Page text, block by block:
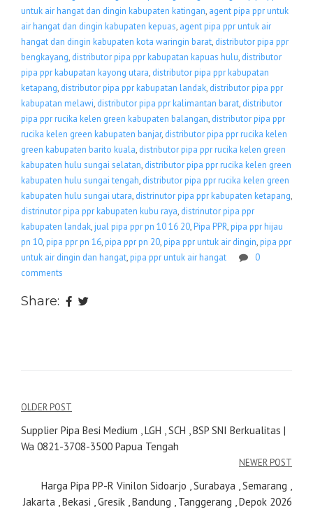
untuk air hangat dan dingin kabupaten katingan, agent pipa ppr untuk
air hangat dan dingin kabupaten kepuas, agent pipa ppr untuk air
hangat dan dingin kabupaten kota waringin barat, distributor pipa ppr
bengkayang, distributor pipa ppr kabupatan kapuas hulu, distributor
pipa ppr kabupatan kayong utara, distributor pipa ppr kabupatan
ketapang, distributor pipa ppr kabupatan landak, distributor pipa ppr
kabupatan melawi, distributor pipa ppr kalimantan barat, distributor
pipa ppr rucika kelen green kabupaten balangan, distributor pipa ppr
rucika kelen green kabupaten banjar, distributor pipa ppr rucika kelen
green kabupaten barito kuala, distributor pipa ppr rucika kelen green
kabupaten hulu sungai selatan, distributor pipa ppr rucika kelen green
kabupaten hulu sungai tengah, distributor pipa ppr rucika kelen green
kabupaten hulu sungai utara, distrinutor pipa ppr kabupaten ketapang,
distrinutor pipa ppr kabupaten kubu raya, distrinutor pipa ppr
kabupaten landak,jual pipa ppr pn 10 16 20,Pipa PPR,pipa ppr hijau
pn 10,pipa ppr pn 16,pipa ppr pn 20,pipa ppr untuk air dingin,pipa ppr
untuk air dingin dan hangat,pipa ppr untuk air hangat
0
comments
Share:
Navigasi
pos
OLDER POST
Supplier Pipa Besi Medium , LGH , SCH , BSP SNI Berkualitas |
Wa 0821-3708-3500 Papua Tengah
NEWER POST
Harga Pipa PP-R Vinilon Sidoarjo , Surabaya , Semarang ,
Jakarta , Bekasi , Gresik , Bandung , Tanggerang , Depok 2026